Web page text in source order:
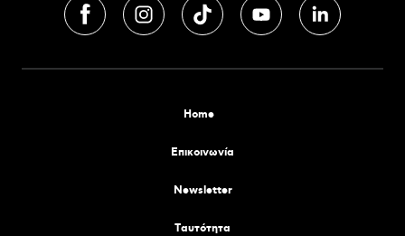
Home
Επικοινωνία
Newsletter
Tαυτότητα